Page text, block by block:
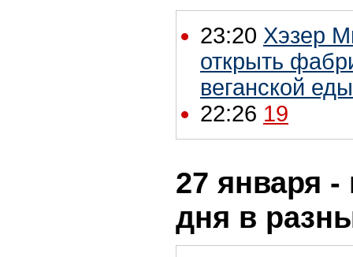
23:20 Хэзер
открыть
веганской еды
22:26 19
27 января -
дня в